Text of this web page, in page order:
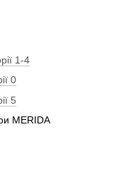
1-4
0
5
MERIDA